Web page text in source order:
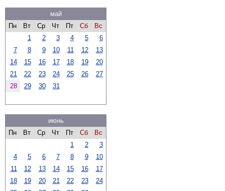
май
Пн
Вт Ср Чт Пт Сб
Вс
1
2 3 4 5
6
7
8 9 10 11 12
13
14
15 16 17 18 19
20
21
22 23 24 25 26
27
28
29 30 31
июнь
Пн
Вт Ср Чт Пт Сб
Вс
1
2
3
4
5 6 7 8 9
10
11
12 13 14 15 16
17
18
19 20 21 22 23
24